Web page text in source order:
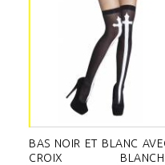
BAS NOIR ET BLANC
CROIX